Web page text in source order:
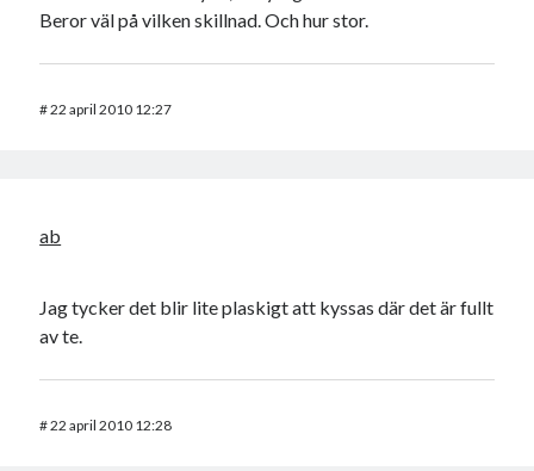
Beror väl på vilken skillnad. Och hur stor.
#22 april 2010 12:27
ab
Jag tycker det blir lite plaskigt att kyssas där det är fullt
av te.
#22 april 2010 12:28